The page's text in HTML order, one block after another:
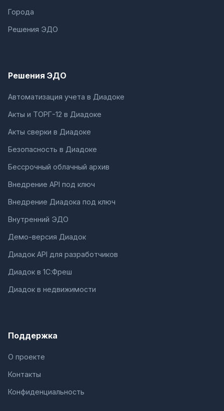
Города
Решения ЭДО
Решения ЭДО
Автоматизация учета в Диадоке
Акты и ТОРГ-12 в Диадоке
Акты сверки в Диадоке
Безопасность в Диадоке
Бессрочный облачный архив
Внедрение API под ключ
Внедрение Диадока под ключ
Внутренний ЭДО
Демо-версия Диадок
Диадок API для разработчиков
Диадок в 1С:Фреш
Диадок в недвижимости
Поддержка
О проекте
Контакты
Конфиденциальность